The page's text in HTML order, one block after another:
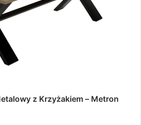
z Krzyżakiem – Metron